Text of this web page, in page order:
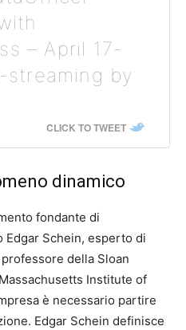
– April 17-
by
CLICK TO TWEET
dinamico
fondante di
Edgar Schein, esperto di
della Sloan
Institute of
è necessario partire
Edgar Schein definisce